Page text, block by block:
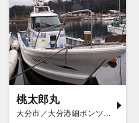
桃太郎丸